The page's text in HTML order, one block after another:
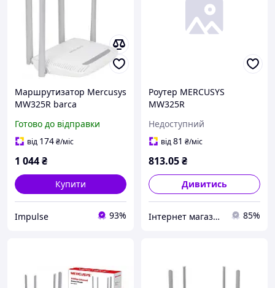
Маршрутизатор Mercusys
MW325R barca
Готово до відправки
від 174₴/міс
1 044₴
Купити
Impulse 93%
Роутер MERCUSYS
MW325R
Недоступний
від81 ₴/міс
813.05₴
Дивитись
Інтернет магазин TopTV 85%